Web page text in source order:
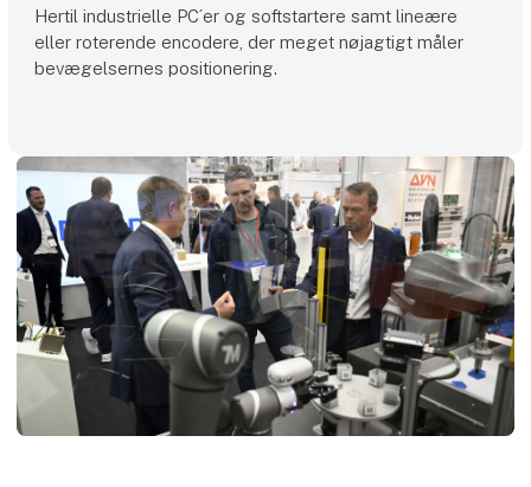
Hertil industrielle PC´er og softstartere samt lineære
eller roterende encodere, der meget nøjagtigt måler
bevægelsernes positionering.